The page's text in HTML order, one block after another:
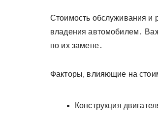
Стоимость обслуживания и
владения автомобилем․
по их замене․
Факторы, влияющие на
Конструкция